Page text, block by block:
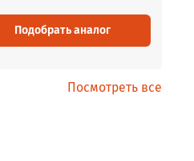
Подобрать аналог
Посмотреть все